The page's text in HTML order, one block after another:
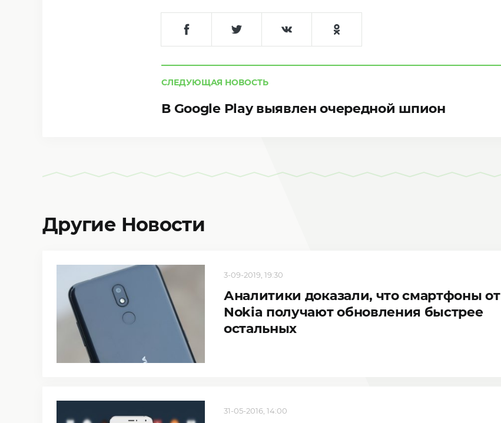
СЛЕДУЮЩАЯ НОВОСТЬ
В Google Play выявлен очередной шпион
Другие Новости
3-09-2019, 19:30
Аналитики доказали, что смартфоны от
Nokia получают обновления быстрее
остальных
31-05-2016, 14:00